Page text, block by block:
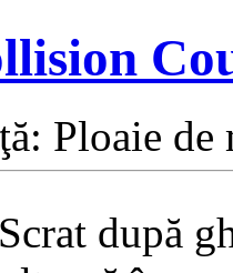
Ploaie
după